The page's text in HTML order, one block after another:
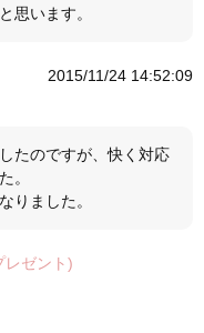
思います。
2015/11/24 14:52:09
たのですが、快く対応
。
りました。
レゼント)